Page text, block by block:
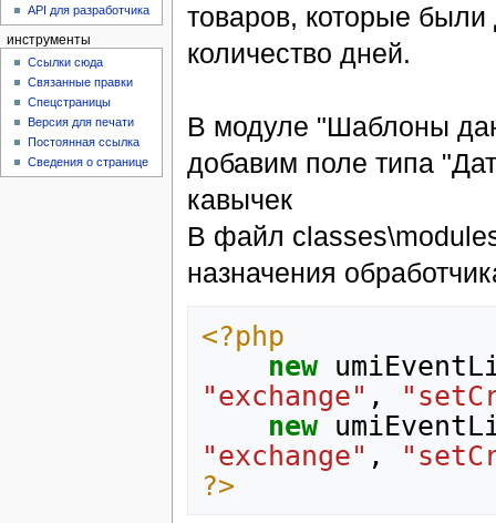
товаров, которые
количество дней.
В модуле "Шаблоны
добавим поле типа
кавычек
В файл
назначения
<?php
new
"exchange" ,
new
"exchange" ,
?>
API для разработчика
инструменты
Ссылки сюда
Связанные правки
Спецстраницы
Версия для печати
Постоянная ссылка
Сведения о странице